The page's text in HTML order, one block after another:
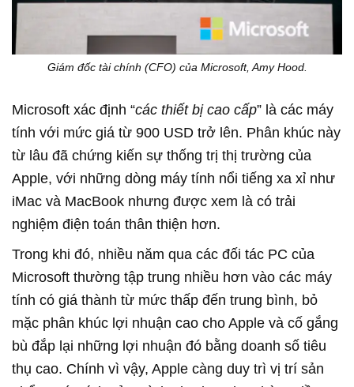
Giám đốc tài chính (CFO) của Microsoft, Amy Hood.
Microsoft xác định “các thiết bị cao cấp” là các máy
tính với mức giá từ 900 USD trở lên. Phân khúc này
từ lâu đã chứng kiến sự thống trị thị trường của
Apple, với những dòng máy tính nổi tiếng xa xỉ như
iMac và MacBook nhưng được xem là có trải
nghiệm điện toán thân thiện hơn.
Trong khi đó, nhiều năm qua các đối tác PC của
Microsoft thường tập trung nhiều hơn vào các máy
tính có giá thành từ mức thấp đến trung bình, bỏ
mặc phân khúc lợi nhuận cao cho Apple và cố gắng
bù đắp lại những lợi nhuận đó bằng doanh số tiêu
thụ cao. Chính vì vậy, Apple càng duy trì vị trí sản